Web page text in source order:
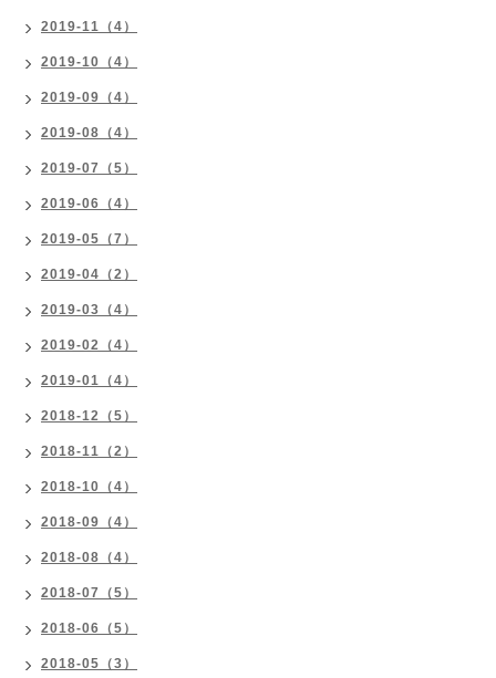
2019-11（4）
2019-10（4）
2019-09（4）
2019-08（4）
2019-07（5）
2019-06（4）
2019-05（7）
2019-04（2）
2019-03（4）
2019-02（4）
2019-01（4）
2018-12（5）
2018-11（2）
2018-10（4）
2018-09（4）
2018-08（4）
2018-07（5）
2018-06（5）
2018-05（3）